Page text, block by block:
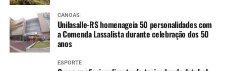
CANOAS
Unilasalle-RS homenageia 50 personalidades com
a Comenda Lassalista durante celebração dos 50
anos
ESPORTE